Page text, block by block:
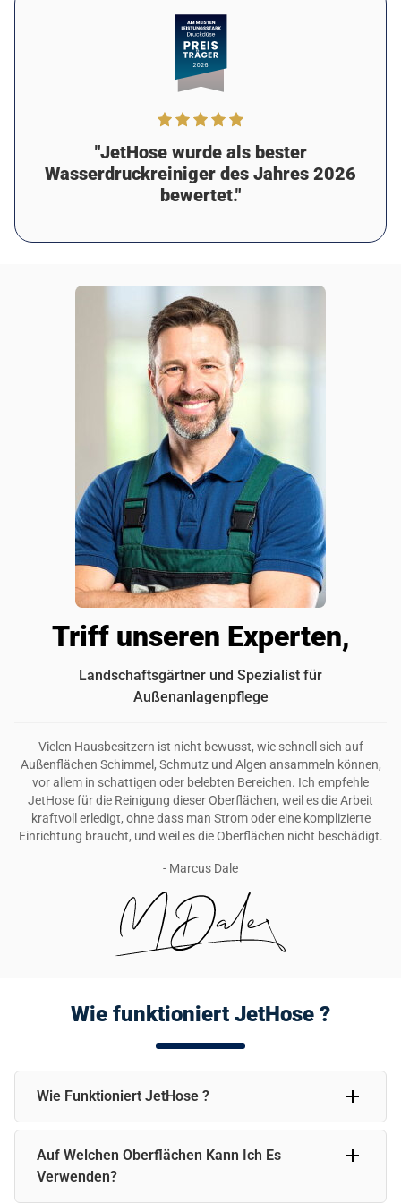
Perfekte Waschkraft
Dieses Ding ist ein Biest lmao ich habe es benutzt um
unsere Terrasse vor dem Beizen zu reinigen und es hat
wunderbar funktioniert 🫡 Es hat den ganzen alten
Schmutz und Schimmel entfernt ohne das Holz zu
beschädigen
Verifizierter Kunde
Meine Empfehlung
Sehr zu empfehlen, wenn du einen älteren Raum
wiederbeleben willst, denn er ist kraftvoll, aber nicht
War diese Rezension hilfreich? 2 0
"JetHose wurde als bester
Wasserdruckreiniger des Jahres 2026
bewertet."
Triff unseren Experten,
Landschaftsgärtner und Spezialist für
Außenanlagenpflege
Vielen Hausbesitzern ist nicht bewusst, wie schnell sich auf
Außenflächen Schimmel, Schmutz und Algen ansammeln können,
vor allem in schattigen oder belebten Bereichen. Ich empfehle
JetHose für die Reinigung dieser Oberflächen, weil es die Arbeit
kraftvoll erledigt, ohne dass man Strom oder eine komplizierte
Einrichtung braucht, und weil es die Oberflächen nicht beschädigt.
- Marcus Dale
Wie funktioniert JetHose ?
Wie Funktioniert JetHose ?
Technologie, um Schmutz zu entfernen und deine
Oberflächen zu reinigen. Er wird an deinen Gartenschlauch
Auf Welchen Oberflächen Kann Ich Es
Verwenden?